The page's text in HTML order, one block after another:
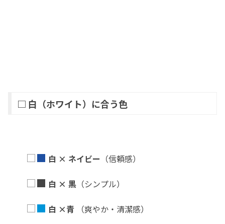
□ 白（ホワイト）に合う色
□■ 白 × ネイビー （信頼感）
□■ 白 × 黒 （シンプル）
□■ 白 ×青 （爽やか・清潔感）